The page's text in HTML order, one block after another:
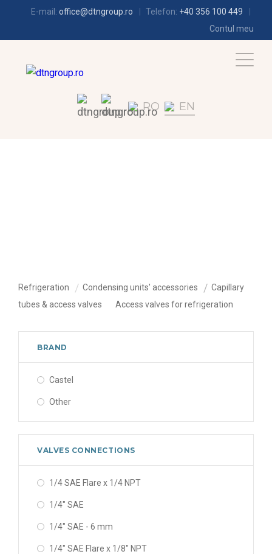
E-mail: office@dtngroup.ro Telefon: +40 356 100 449
Contul meu
RO EN
Refrigeration Condensing units' accessories
Capillary
tubes & access valves
Access valves for refrigeration
BRAND
Castel
Other
VALVES CONNECTIONS
1/4 SAE Flare x 1/4 NPT
1/4" SAE
1/4" SAE - 6 mm
1/4" SAE Flare x 1/8" NPT